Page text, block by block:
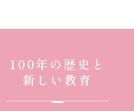
100年の歴史と
新しい教育